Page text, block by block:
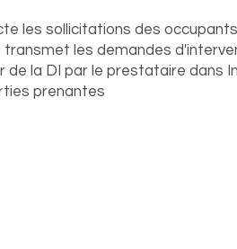
les sollicitations des
transmet les demandes
de la DI par le prestataire dans
prenantes